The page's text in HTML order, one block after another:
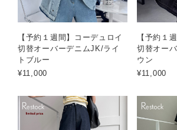
【予約１週間】コーデュロイ
切替オーバーデニムJK/ライ
トブルー
¥11,000
【予約１
切替オー
ウン
¥11,000